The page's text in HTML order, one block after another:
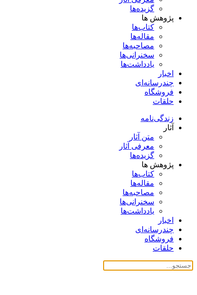
گزیده‌ها
پژوهش ها
کتاب‌ها
مقاله‌ها
مصاحبه‌ها
سخنرانی‌ها
یادداشت‌ها
اخبار
چندرسانه‌ای
فروشگاه
حلقات
زندگی‌نامه
آثار
متن آثار
معرفی آثار
گزیده‌ها
پژوهش ها
کتاب‌ها
مقاله‌ها
مصاحبه‌ها
سخنرانی‌ها
یادداشت‌ها
اخبار
چندرسانه‌ای
فروشگاه
حلقات